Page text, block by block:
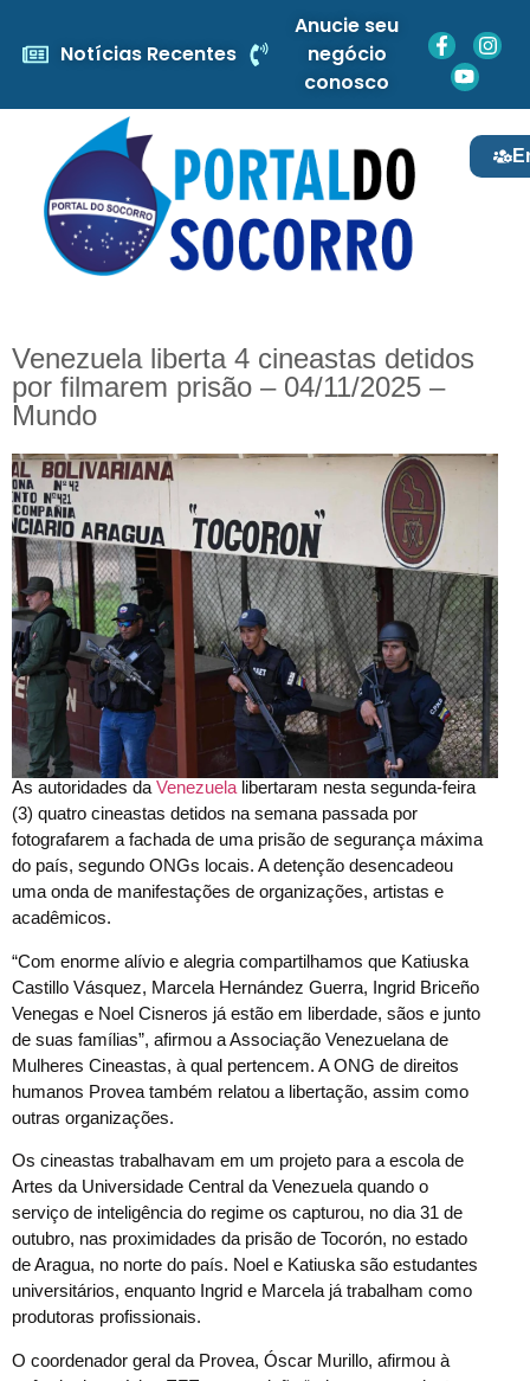
Notícias Recentes
Anucie seu
negócio
conosco
Venezuela liberta 4 cineastas detidos
por filmarem prisão – 04/11/2025 –
Mundo
As autoridades da Venezuela libertaram nesta segunda-feira
(3) quatro cineastas detidos na semana passada por
fotografarem a fachada de uma prisão de segurança máxima
do país, segundo ONGs locais. A detenção desencadeou
uma onda de manifestações de organizações, artistas e
acadêmicos.
“Com enorme alívio e alegria compartilhamos que Katiuska
Castillo Vásquez, Marcela Hernández Guerra, Ingrid Briceño
Venegas e Noel Cisneros já estão em liberdade, sãos e junto
de suas famílias”, afirmou a Associação Venezuelana de
Mulheres Cineastas, à qual pertencem. A ONG de direitos
humanos Provea também relatou a libertação, assim como
outras organizações.
Os cineastas trabalhavam em um projeto para a escola de
Artes da Universidade Central da Venezuela quando o
serviço de inteligência do regime os capturou, no dia 31 de
outubro, nas proximidades da prisão de Tocorón, no estado
de Aragua, no norte do país. Noel e Katiuska são estudantes
universitários, enquanto Ingrid e Marcela já trabalham como
produtoras profissionais.
O coordenador geral da Provea, Óscar Murillo, afirmou à